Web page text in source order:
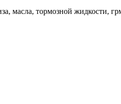
масла, тормозной жидкости,